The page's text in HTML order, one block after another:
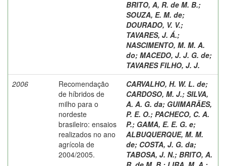
BRITO, A, R. de M. B.;
SOUZA, E. M. de;
DOURADO, V. V.;
TAVARES, J. Á.;
NASCIMENTO, M. M. A.
do; MACEDO, J. J. G. de;
TAVARES FILHO, J. J.
2006
Recomendação
de híbridos de
milho para o
nordeste
brasileiro: ensaios
realizados no ano
agrícola de
2004/2005.
CARVALHO, H. W. L. de;
CARDOSO, M. J.; SILVA,
A. A. G. da; GUIMARÃES,
P. E. O.; PACHECO, C. A.
P.; GAMA, E. E. G. e;
ALBUQUERQUE, M. M.
de; COSTA, J. G. da;
TABOSA, J. N.; BRITO, A.